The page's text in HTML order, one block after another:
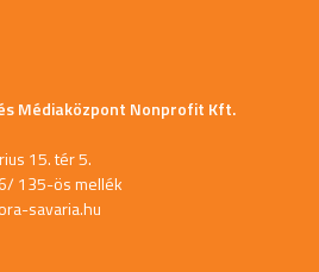
Médiaközpont Nonprofit Kft.
15. tér 5.
135-ös mellék
savaria.hu